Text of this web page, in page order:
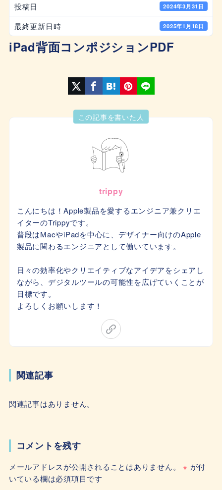
投稿日 2024年3月31日
最終更新日時 2025年1月18日
iPad背面コンポジションPDF
この記事を書いた人
trippy
こんにちは！Apple製品を愛するエンジニア兼クリエ
イターのTrippyです。
普段はMacやiPadを中心に、デザイナー向けのApple
製品に関わるエンジニアとして働いています。
日々の効率化やクリエイティブなアイデアをシェアし
ながら、デジタルツールの可能性を広げていくことが
目標です。
よろしくお願いします！
関連記事
関連記事はありません。
コメントを残す
メールアドレスが公開されることはありません。 ※ が付
いている欄は必須項目です